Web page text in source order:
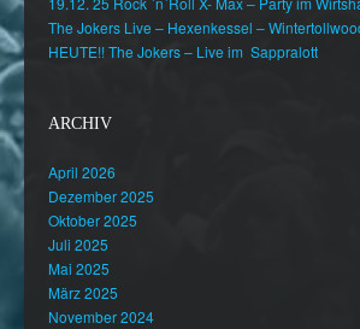
The Jokers Live – Hexenkessel –
HEUTE!! The Jokers – Live im Sappralott
ARCHIV
April 2026
Dezember 2025
Oktober 2025
Juli 2025
Mai 2025
März 2025
November 2024